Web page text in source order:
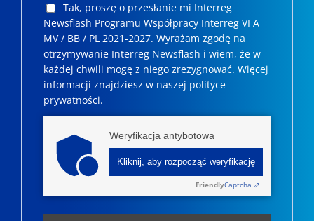
Tak, proszę o przesłanie mi Interreg
Newsflash Programu Współpracy Interreg VI A
MV / BB / PL 2021-2027. Wyrażam zgodę na
otrzymywanie Interreg Newsflash i wiem, że w
każdej chwili mogę z niego zrezygnować. ­­Więcej
informacji znajdziesz w naszej polityce
prywatności.
Weryfikacja antybotowa
Kliknij, aby rozpocząć weryfikację
FriendlyCaptcha ⇗